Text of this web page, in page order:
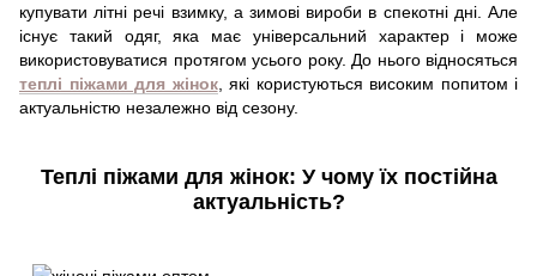
купувати літні речі взимку, а зимові вироби в спекотні дні. Але
існує такий одяг, яка має універсальний характер і може
використовуватися протягом усього року. До нього відносяться
теплі піжами для жінок, які користуються високим попитом і
актуальністю незалежно від сезону.
Теплі піжами для жінок: У чому їх постійна
актуальність?